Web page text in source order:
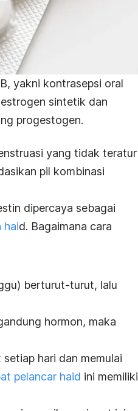
yakni kontrasepsi oral
sintetik dan
progestogen.
yang tidak teratur
pil kombinasi
dipercaya sebagai
haid. Bagaimana cara
berturut-turut, lalu
hormon, maka
hari dan memulai
pelancar haid ini memiliki